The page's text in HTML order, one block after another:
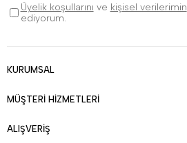
Üyelik koşullarını ve kişisel verilerimin
ediyorum.
KURUMSAL
MÜŞTERİ HİZMETLERİ
ALIŞVERİŞ